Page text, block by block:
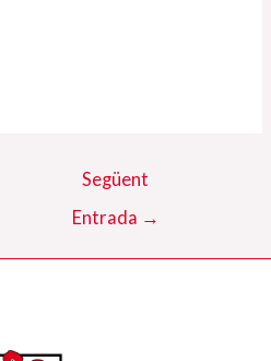
Següent
Entrada →